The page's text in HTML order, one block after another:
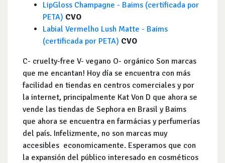
LipGloss Champagne - Baims (certificada por
PETA) CVO
Labial Vermelho Lush Matte - Baims
(certificada por PETA) CVO
C- cruelty-free V- vegano O- orgánico Son marcas
que me encantan! Hoy día se encuentra con más
facilidad en tiendas en centros comerciales y por
la internet, principalmente Kat Von D que ahora se
vende las tiendas de Sephora en Brasil y Baims
que ahora se encuentra en farmácias y perfumerías
del país. Infelizmente, no son marcas muy
accesibles economicamente. Esperamos que con
la expansión del público interesado en cosméticos